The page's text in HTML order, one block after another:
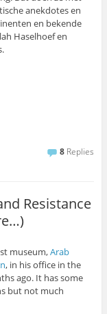
anekdotes en
en bekende
Haselhoef en
8 Replies
Resistance
museum,Arab
, in his office in the
ago. It has some
but not much